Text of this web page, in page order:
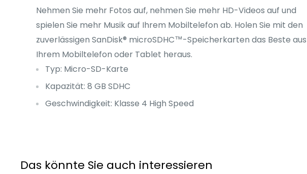
Nehmen Sie mehr Fotos auf, nehmen Sie mehr HD-Videos auf und
spielen Sie mehr Musik auf Ihrem Mobiltelefon ab. Holen Sie mit den
zuverlässigen SanDisk® microSDHC™-Speicherkarten das Beste aus
Ihrem Mobiltelefon oder Tablet heraus.
Typ: Micro-SD-Karte
Kapazität: 8 GB SDHC
Geschwindigkeit: Klasse 4 High Speed
Das könnte Sie auch interessieren